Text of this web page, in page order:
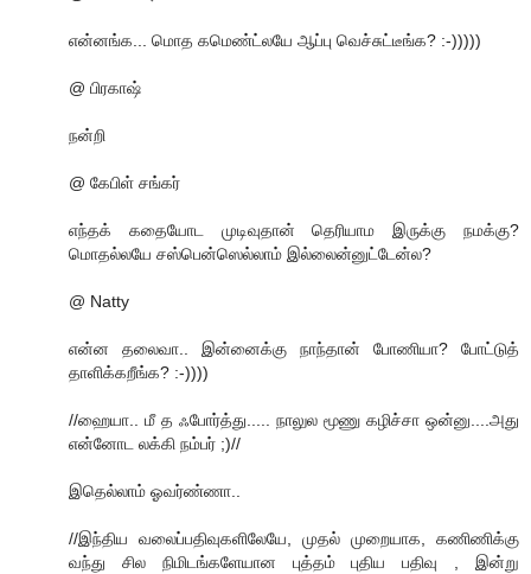
என்னங்க... மொத கமெண்ட்லயே ஆப்பு வெச்சுட்டீங்க? :-)))))
@ பிரகாஷ்
நன்றி
@ கேபிள் சங்கர்
எந்தக் கதையோட முடிவுதான் தெரியாம இருக்கு நமக்கு?
மொதல்லயே சஸ்பென்ஸெல்லாம் இல்லைன்னுட்டேன்ல?
@ Natty
என்ன தலைவா.. இன்னைக்கு நாந்தான் போணியா? போட்டுத்
தாளிக்கறீங்க? :-))))
//ஹையா.. மீ த ஃபோர்த்து..... நாலுல மூணு கழிச்சா ஒன்னு....அது
என்னோட லக்கி நம்பர் ;)//
இதெல்லாம் ஓவர்ண்ணா..
//இந்திய வலைப்பதிவுகளிலேயே, முதல் முறையாக, கணிணிக்கு
வந்து சில நிமிடங்களேயான புத்தம் புதிய பதிவு , இன்று